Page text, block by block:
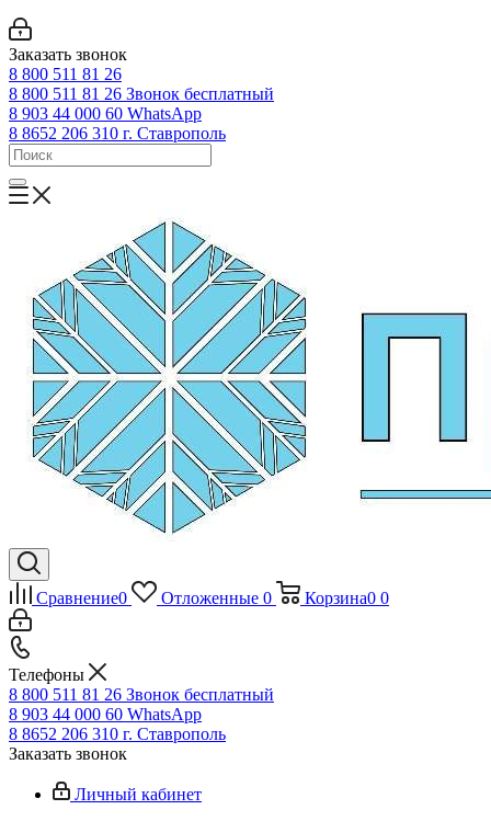
Заказать звонок
8 800 511 81 26
8 800 511 81 26 Звонок бесплатный
8 903 44 000 60 WhatsАpp
8 8652 206 310 г. Ставрополь
Сравнение0 Отложенные 0 Корзина0 0
Телефоны
8 800 511 81 26 Звонок бесплатный
8 903 44 000 60 WhatsАpp
8 8652 206 310 г. Ставрополь
Заказать звонок
Личный кабинет